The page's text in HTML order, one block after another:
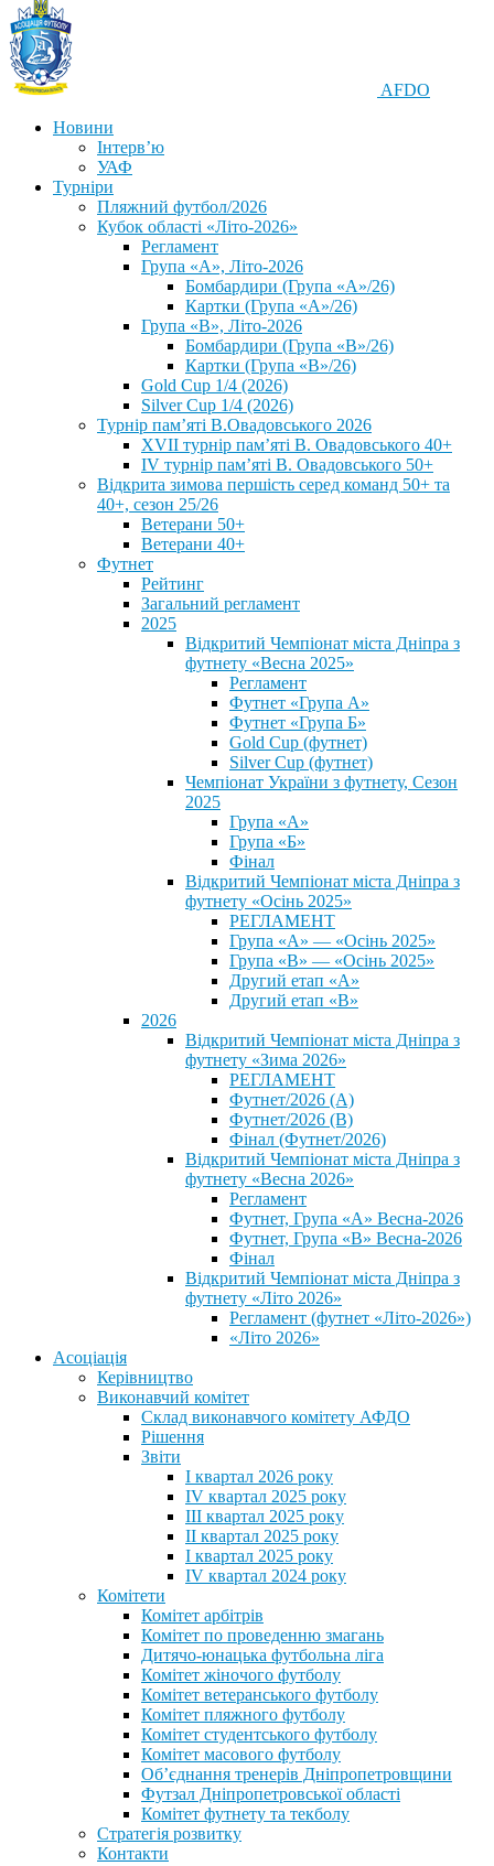
AFDO
Новини
Інтерв’ю
УАФ
Турніри
Пляжний футбол/2026
Кубок області «Літо-2026»
Регламент
Група «А», Літо-2026
Бомбардири (Група «А»/26)
Картки (Група «А»/26)
Група «В», Літо-2026
Бомбардири (Група «В»/26)
Картки (Група «В»/26)
Gold Cup 1/4 (2026)
Silver Cup 1/4 (2026)
Турнір пам’яті В.Овадовського 2026
XVII турнір пам’яті В. Овадовського 40+
IV турнір пам’яті В. Овадовського 50+
Відкрита зимова першість серед команд 50+ та
40+, сезон 25/26
Ветерани 50+
Ветерани 40+
Футнет
Рейтинг
Загальний регламент
2025
Відкритий Чемпіонат міста Дніпра з
футнету «Весна 2025»
Регламент
Футнет «Група А»
Футнет «Група Б»
Gold Cup (футнет)
Silver Cup (футнет)
Чемпіонат України з футнету, Сезон
2025
Група «А»
Група «Б»
Фінал
Відкритий Чемпіонат міста Дніпра з
футнету «Осінь 2025»
РЕГЛАМЕНТ
Група «А» — «Осінь 2025»
Група «В» — «Осінь 2025»
Другий етап «А»
Другий етап «В»
2026
Відкритий Чемпіонат міста Дніпра з
футнету «Зима 2026»
РЕГЛАМЕНТ
Футнет/2026 (А)
Футнет/2026 (В)
Фінал (Футнет/2026)
Відкритий Чемпіонат міста Дніпра з
футнету «Весна 2026»
Регламент
Футнет, Група «А» Весна-2026
Футнет, Група «В» Весна-2026
Фінал
Відкритий Чемпіонат міста Дніпра з
футнету «Літо 2026»
Регламент (футнет «Літо-2026»)
«Літо 2026»
Асоціація
Керівництво
Виконавчий комітет
Склад виконавчого комітету АФДО
Рішення
Звіти
I квартал 2026 року
IV квартал 2025 року
III квартал 2025 року
II квартал 2025 року
I квартал 2025 року
IV квартал 2024 року
Комітети
Комітет арбітрів
Комітет по проведенню змагань
Дитячо-юнацька футбольна ліга
Комітет жіночого футболу
Комітет ветеранського футболу
Комітет пляжного футболу
Комітет студентського футболу
Комітет масового футболу
Обʼєднання тренерів Дніпропетровщини
Футзал Дніпропетровської області
Комітет футнету та текболу
Стратегія розвитку
Контакти